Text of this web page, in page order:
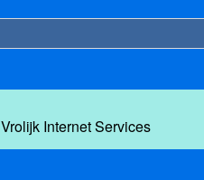
Vrolijk Internet Services